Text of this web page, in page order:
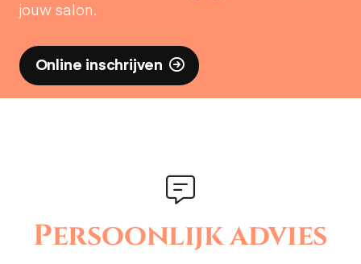
jouw salon.
Online inschrijven
Persoonlijk advies